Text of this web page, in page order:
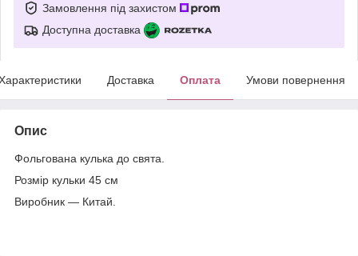
Замовлення під захистом
Доступна доставка
Доставка Оплата Умови повернення
Опис
Фольгована кулька до свята.
Розмір кульки 45 см
Виробник — Китай.